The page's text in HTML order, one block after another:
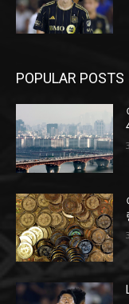
POPULAR POSTS